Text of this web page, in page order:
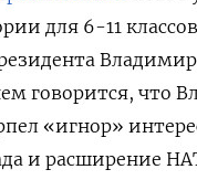
для 6-11
говорится, что
«игнор»
и расширение